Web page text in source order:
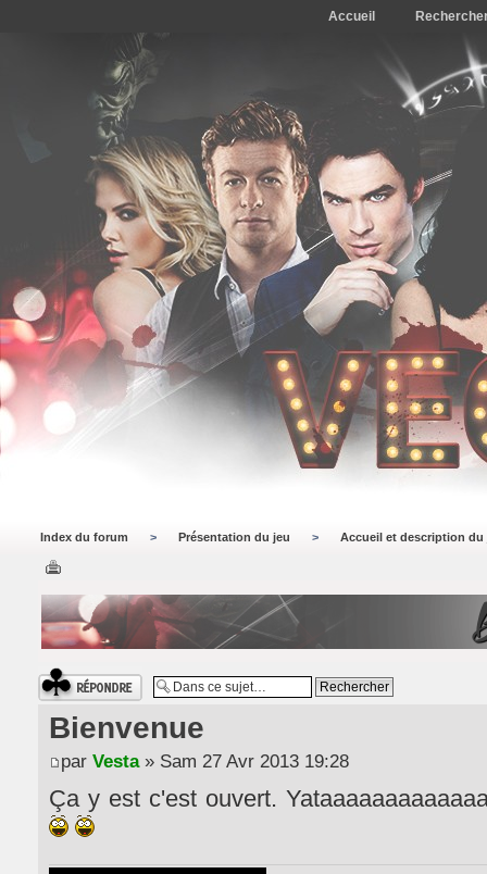
Accueil
Index du forum > Présentation du jeu > Accueil et description du
Répondre
Bienvenue
par Vesta» Sam 27 Avr 2013 19:28
Ça y est c'est ouvert.